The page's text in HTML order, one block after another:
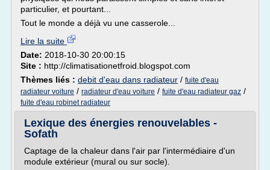
particulier, et pourtant...
Tout le monde a déjà vu une casserole...
Lire la suite
Date: 2018-10-30 20:00:15
Site : http://climatisationetfroid.blogspot.com
Thèmes liés : debit d'eau dans radiateur / fuite d'eau
radiateur voiture / radiateur d'eau voiture / fuite d'eau radiateur gaz /
fuite d'eau robinet radiateur
Lexique des énergies renouvelables -
Sofath
Captage de la chaleur dans l'air par l'intermédiaire d'un
module extérieur (mural ou sur socle).